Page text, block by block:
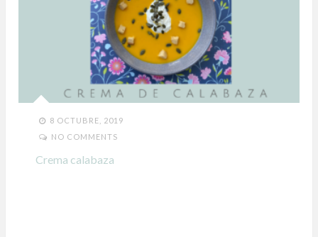
8 OCTUBRE, 2019
NO COMMENTS
Crema calabaza